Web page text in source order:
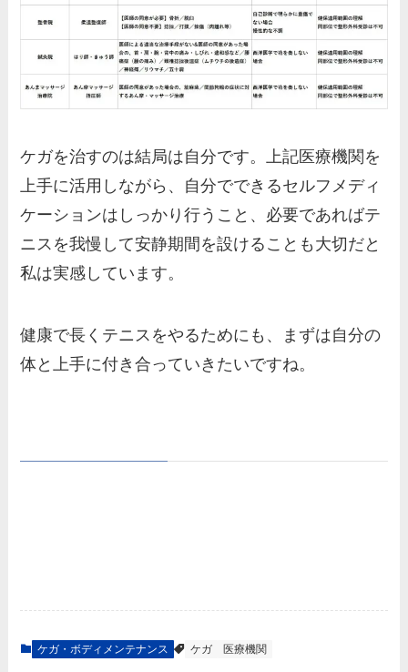
ケガを治すのは結局は自分です。上記医療機関を
上手に活用しながら、自分でできるセルフメディ
ケーションはしっかり行うこと、必要であればテ
ニスを我慢して安静期間を設けることも大切だと
私は実感しています。
健康で長くテニスをやるためにも、まずは自分の
体と上手に付き合っていきたいですね。
ケガ・ボディメンテナンス ケガ 医療機関